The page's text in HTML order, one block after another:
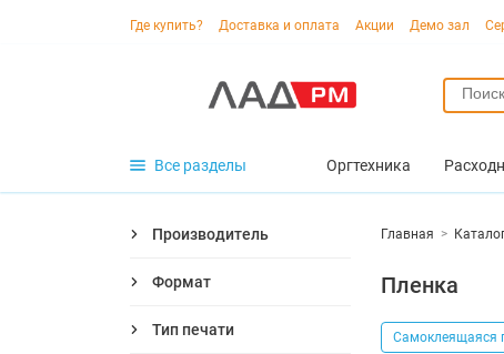
Где купить? Доставка и оплата Акции Демо зал
Все разделы Оргтехника
Производитель
Формат
Тип печати
Главная >
Пленка
Самоклеящаяся